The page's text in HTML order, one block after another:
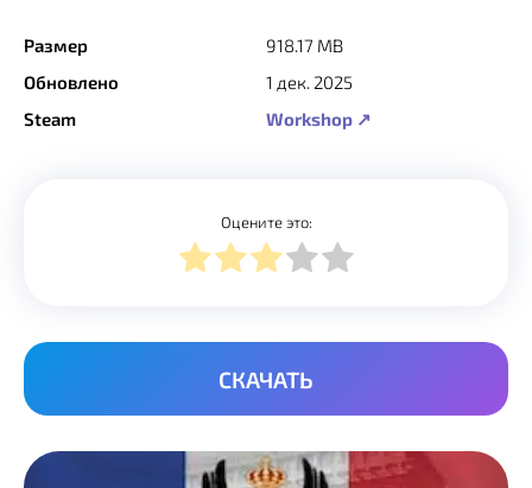
Размер
918.17 MB
Обновлено
1 дек. 2025
Steam
Workshop ↗
Оцените это:
СКАЧАТЬ